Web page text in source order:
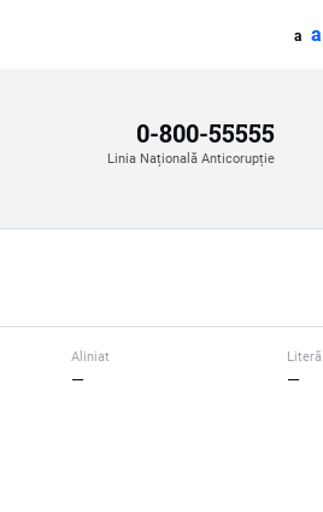
a a
0-800-55555
Linia Națională Anticorupție
Aliniat
—
Literă
—